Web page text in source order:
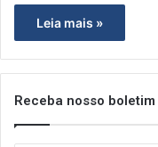
Leia mais »
Receba nosso boletim